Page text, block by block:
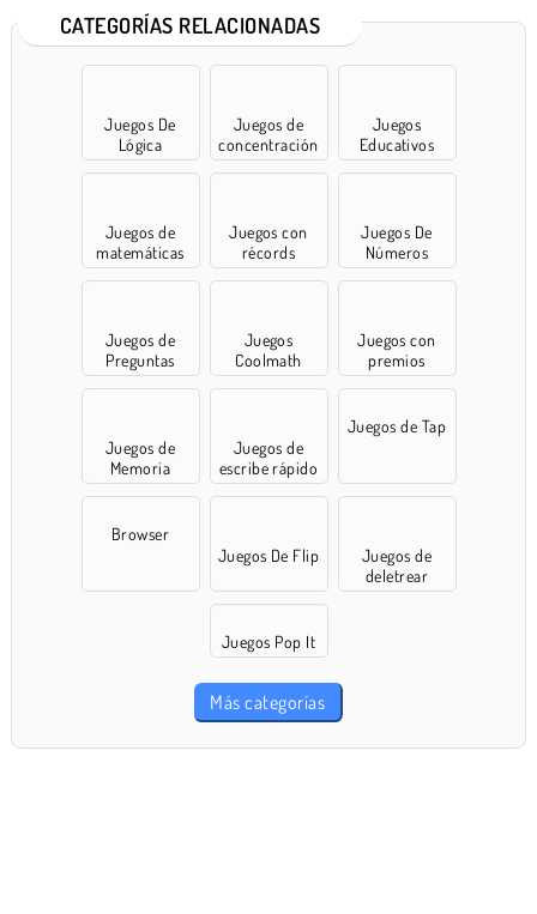
CATEGORÍAS RELACIONADAS
Juegos De
Lógica
Juegos de
concentración
Juegos
Educativos
Juegos de
matemáticas
Juegos con
récords
Juegos De
Números
Juegos de
Preguntas
Juegos
Coolmath
Juegos con
premios
Juegos de
Memoria
Juegos de
escribe rápido
Juegos de Tap
Browser
Juegos De Flip
Juegos de
deletrear
Juegos Pop It
Más categorías